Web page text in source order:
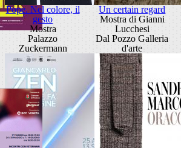
Pope. Nel colore, il
gesto
Mostra
Palazzo
Zuckermann
Un certain regard
Mostra di Gianni
Lucchesi
Dal Pozzo Galleria
d'arte